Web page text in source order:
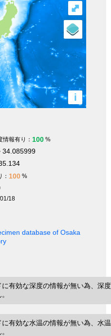
i
⤢
情報有り： 100 %
34.085999
100 %
18
database of Osaka
に有効な深度の情報が無い為、深
に有効な水温の情報が無い為、水